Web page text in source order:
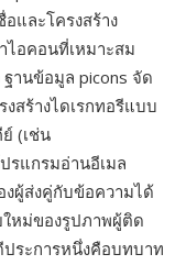
และโครงสร้าง
ไอคอนที่เหมาะสม
านข้อมูล picons จัด
สร้างไดเรกทอรีแบบ
(เช่น
รแกรมอ่านอีเมล
งผู้ส่งคู่กับข้อความได้
หม่ของรูปภาพผู้ติด
ระการหนึ่งคือบทบาท